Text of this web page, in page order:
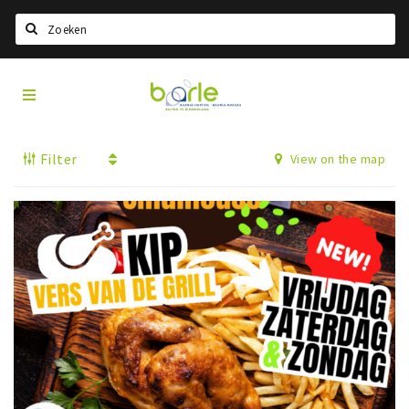
Home
Events
Information
About Baarle
History
Visit Baarle Shop
Enclave voucher
Eat
Drink
Visit
Baarle
Filter View on the map